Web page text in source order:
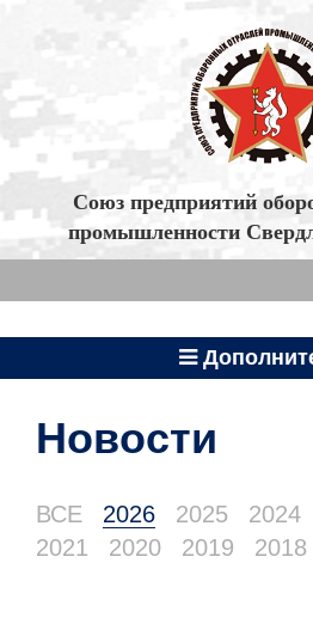
Союз предприятий
промышленности
Новости
ВСЕ 2026 2025 2024
2021
2020 2019 2018